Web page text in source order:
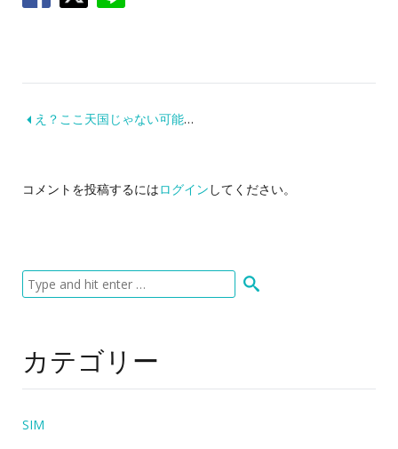
え？ここ天国じゃない可能性あるの？伝説のログナーバートブルーマウ！（チェックインからすぐ編）
コメントを投稿するにはログイン してください。
カテゴリー
SIM